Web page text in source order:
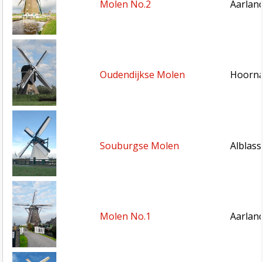
Molen No.2
Oudendijkse Molen
Souburgse Molen
Molen No.1